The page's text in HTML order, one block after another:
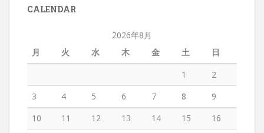
CALENDAR
2026年8月
月
火 水 木 金 土 日
1
2
3
4 5 6 7 8
9
10
11 12 13 14 15
16